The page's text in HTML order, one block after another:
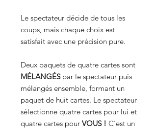
Le spectateur décide de tous les
coups, mais chaque choix est
satisfait avec une précision pure.
Deux paquets de quatre cartes sont
MÉLANGÉSpar le spectateur puis
mélangés ensemble, formant un
paquet de huit cartes. Le spectateur
sélectionne quatre cartes pour lui et
quatre cartes pour VOUS ! C'est un